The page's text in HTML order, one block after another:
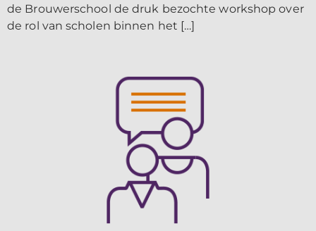
de Brouwerschool de druk bezochte workshop over
de rol van scholen binnen het […]